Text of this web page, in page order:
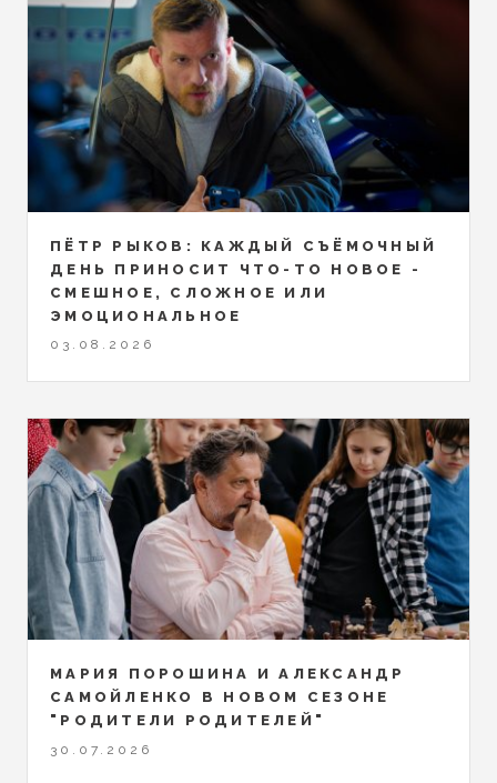
ПЁТР РЫКОВ: КАЖДЫЙ СЪЁМОЧНЫЙ
ДЕНЬ ПРИНОСИТ ЧТО-ТО НОВОЕ -
СМЕШНОЕ, СЛОЖНОЕ ИЛИ
ЭМОЦИОНАЛЬНОЕ
03.08.2026
МАРИЯ ПОРОШИНА И АЛЕКСАНДР
САМОЙЛЕНКО В НОВОМ СЕЗОНЕ
"РОДИТЕЛИ РОДИТЕЛЕЙ"
30.07.2026